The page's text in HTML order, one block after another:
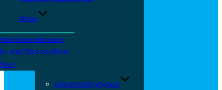
ศึกษา
ตรศึกษาศาสตรมหา
สาขาวิชาการบริหาร
กษา
หลักสูตรปริญญาเอก